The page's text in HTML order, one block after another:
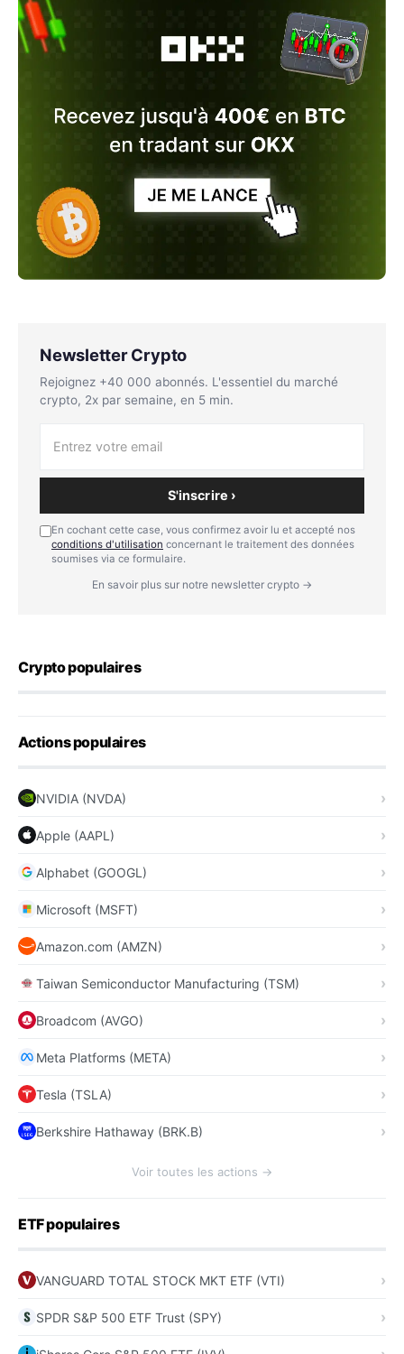
Newsletter Crypto
Rejoignez +40 000 abonnés. L'essentiel du marché
crypto, 2x par semaine, en 5 min.
S'inscrire ›
En cochant cette case, vous confirmez avoir lu et accepté nos
conditions d'utilisation concernant le traitement des données
soumises via ce formulaire.
En savoir plus sur notre newsletter crypto →
Crypto populaires
Actions populaires
NVIDIA (NVDA)
Apple (AAPL)
Alphabet (GOOGL)
Microsoft (MSFT)
Amazon.com (AMZN)
Taiwan Semiconductor Manufacturing (TSM)
Broadcom (AVGO)
Meta Platforms (META)
Tesla (TSLA)
Berkshire Hathaway (BRK.B)
Voir toutes les actions →
ETF populaires
VANGUARD TOTAL STOCK MKT ETF (VTI)
SPDR S&P 500 ETF Trust (SPY)